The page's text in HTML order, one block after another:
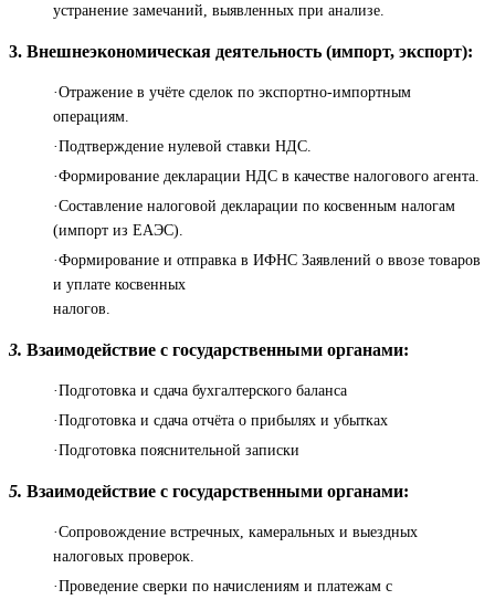
устранение замечаний, выявленных при анализе.
3. Внешнеэкономическая деятельность (импорт, экспорт):
·Отражение в учёте сделок по экспортно-импортным
операциям.
·Подтверждение нулевой ставки НДС.
·Формирование декларации НДС в качестве налогового агента.
·Составление налоговой декларации по косвенным налогам
(импорт из ЕАЭС).
·Формирование и отправка в ИФНС Заявлений о ввозе товаров
и уплате косвенных
налогов.
3. Взаимодействие с государственными органами:
·Подготовка и сдача бухгалтерского баланса
·Подготовка и сдача отчёта о прибылях и убытках
·Подготовка пояснительной записки
5. Взаимодействие с государственными органами:
·Сопровождение встречных, камеральных и выездных
налоговых проверок.
·Проведение сверки по начислениям и платежам с